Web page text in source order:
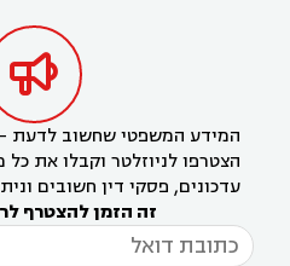

המידע המשפטי שחשוב לדעת
הצטרפו לניוזלטר וקבלו את
עדכונים, פסקי דין חשובים
זה הזמן להצטרף